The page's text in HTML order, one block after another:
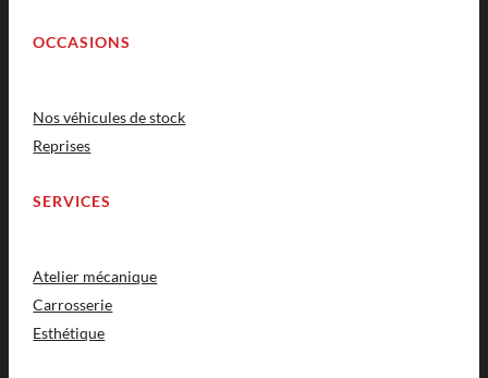
OCCASIONS
Nos véhicules de stock
Reprises
SERVICES
Atelier mécanique
Carrosserie
Esthétique